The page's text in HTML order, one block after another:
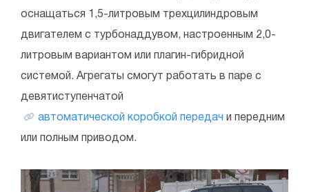
оснащаться 1,5-литровым трехцилиндровым
двигателем с турбонаддувом, настроенным 2,0-
литровым вариантом или плагин-гибридной
системой. Агрегаты смогут работать в паре с
девятиступенчатой
автоматической коробкой передач и передним
или полным приводом.